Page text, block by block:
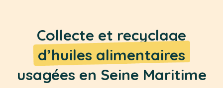
Collecte et recyclage
d’huiles alimentaires
usagées en Seine Maritime